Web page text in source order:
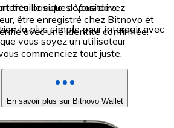
très basiques. Vous devez
être enregistré chez Bitnovo et
avec une identité confirmée.
auto-dépositaire
la plus simple pour interagir avec
vous soyez un utilisateur
commenciez tout juste.
En savoir plus sur Bitnovo Wallet